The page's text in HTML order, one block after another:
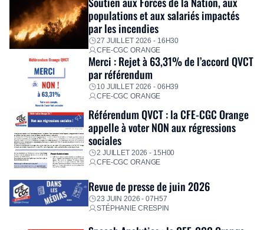
immédiatement ses équipes afin de proposer un diagnostic
personnalisé, des aides financières pour faire face aux
premières dépenses, […]
populations et aux salariés impactés
par les incendies
27 JUILLET 2026 - 16H30
CFE-CGC ORANGE
Merci : Rejet à 63,31% de l’accord QVCT
par référendum
10 JUILLET 2026 - 06H39
CFE-CGC ORANGE
Référendum QVCT : la CFE-CGC Orange
appelle à voter NON aux régressions
sociales
2 JUILLET 2026 - 15H00
CFE-CGC ORANGE
Revue de presse de juin 2026
23 JUIN 2026 - 07H57
STÉPHANIE CRESPIN